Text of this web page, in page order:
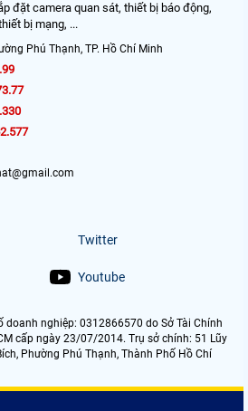
đặt camera quan sát, thiết bị báo động,
bị mạng, ...
Phú Thạnh, TP. Hồ Chí Minh
Twitter
Youtube
doanh nghiệp: 0312866570 do Sở Tài Chính
cấp ngày 23/07/2014. Trụ sở chính: 51 Lũy
Phường Phú Thạnh, Thành Phố Hồ Chí